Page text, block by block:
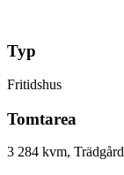
Typ
Fritidshus
Tomtarea
3 284 kvm,